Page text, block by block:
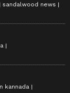
sandalwood news
kannada